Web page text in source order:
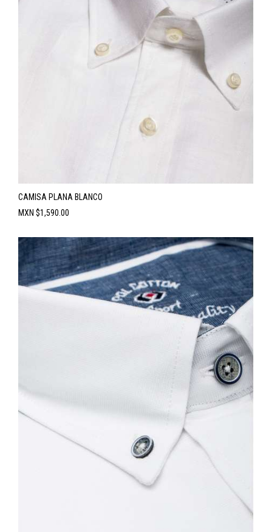
CAMISA PLANA BLANCO
Precio
MXN $1,590.00